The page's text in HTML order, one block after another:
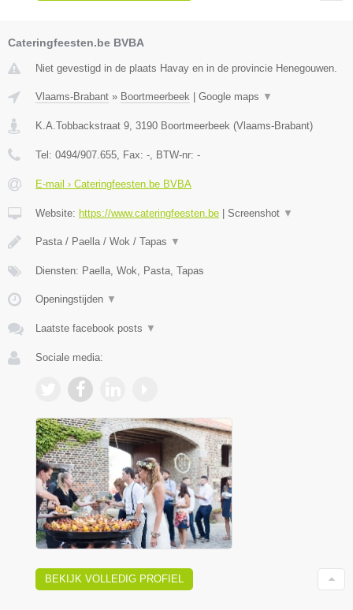
Cateringfeesten.be BVBA
Niet gevestigd in de plaats Havay en in de provincie Henegouwen.
Vlaams-Brabant » Boortmeerbeek Google maps ▼
K.A.Tobbackstraat 9 3190 Boortmeerbeek (Vlaams-Brabant)
Tel: 0494/907.655 , Fax: - , BTW-nr: -
E-mail › Cateringfeesten.be BVBA
Website: https://www.cateringfeesten.be Screenshot ▼
Pasta / Paella / Wok / Tapas ▼
Diensten: Paella, Wok, Pasta, Tapas
Openingstijden ▼
Laatste facebook posts ▼
Sociale media:
BEKIJK VOLLEDIG PROFIEL